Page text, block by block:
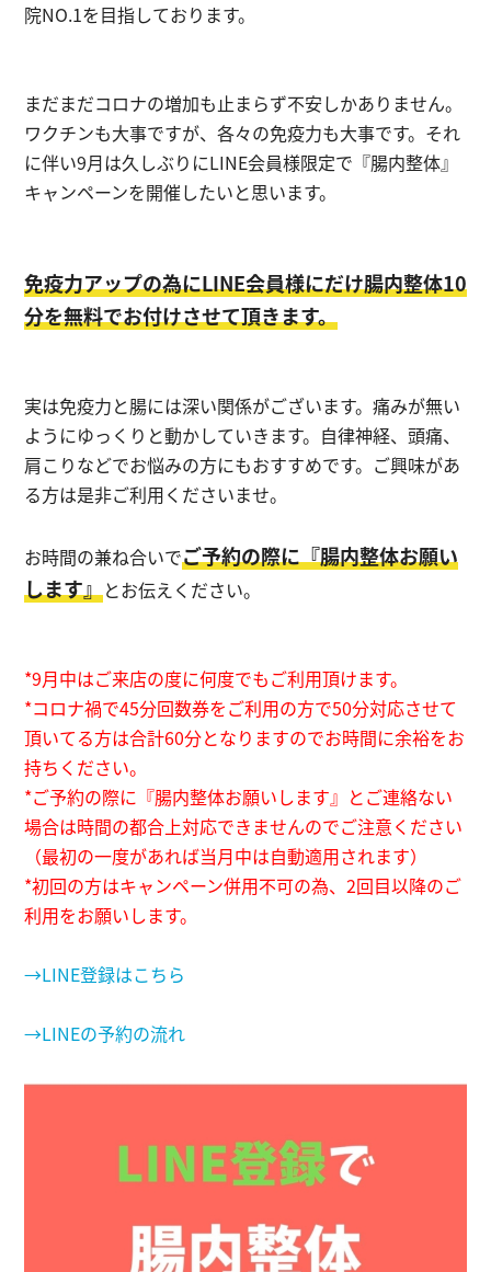
院NO.1を目指しております。
まだまだコロナの増加も止まらず不安しかありません。
ワクチンも大事ですが、各々の免疫力も大事です。それ
に伴い9月は久しぶりにLINE会員様限定で『腸内整体』
キャンペーンを開催したいと思います。
免疫力アップの為にLINE会員様にだけ腸内整体10
分を無料でお付けさせて頂きます。
実は免疫力と腸には深い関係がございます。痛みが無い
ようにゆっくりと動かしていきます。自律神経、頭痛、
肩こりなどでお悩みの方にもおすすめです。ご興味があ
る方は是非ご利用くださいませ。
お時間の兼ね合いでご予約の際に『腸内整体お願い
します』とお伝えください。
*9月中はご来店の度に何度でもご利用頂けます。
*コロナ禍で45分回数券をご利用の方で50分対応させて
頂いてる方は合計60分となりますのでお時間に余裕をお
持ちください。
*ご予約の際に『腸内整体お願いします』とご連絡ない
場合は時間の都合上対応できませんのでご注意ください
（最初の一度があれば当月中は自動適用されます）
*初回の方はキャンペーン併用不可の為、2回目以降のご
利用をお願いします。
→LINE登録はこちら
→LINEの予約の流れ
姿勢矯正・骨盤矯正